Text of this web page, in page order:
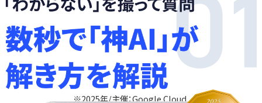
※2025年/主催：Google Cloud